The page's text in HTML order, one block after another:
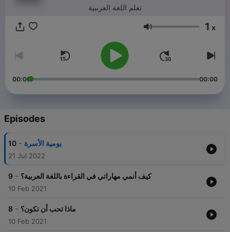
تعلم اللغة العرىبية
Volume 1 x
00:00 00:00
Episodes
10 - يومية الأسرة
21 Jul 2022
9 - كيف أنمي مهاراتي في القراءة باللغة العربية؟
10 Feb 2021
8 - ماذا تحب أن تكون؟
10 Feb 2021